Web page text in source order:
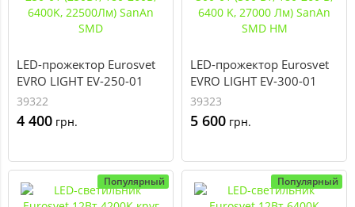
LED-прожектор Eurosvet
EVRO LIGHT EV-250-01
(250Вт, 180-260В, 6400K,
22500Лм) SanAn SMD
39322
4 400 грн.
LED-прожектор Eurosvet
EVRO LIGHT EV-300-01
(300 Вт, 180-260 В, 6400
K, 27000 Лм) SanAn SMD
НМ
39323
5 600 грн.
Популярный Популярный